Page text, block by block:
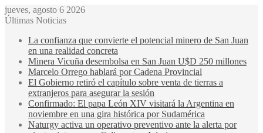
jueves, agosto 6 2026
Últimas Noticias
La confianza que convierte el potencial minero de San Juan
en una realidad concreta
Minera Vicuña desembolsa en San Juan U$D 250 millones
Marcelo Orrego hablará por Cadena Provincial
El Gobierno retiró el capítulo sobre venta de tierras a
extranjeros para asegurar la sesión
Confirmado: El papa León XIV visitará la Argentina en
noviembre en una gira histórica por Sudamérica
Naturgy activa un operativo preventivo ante la alerta por